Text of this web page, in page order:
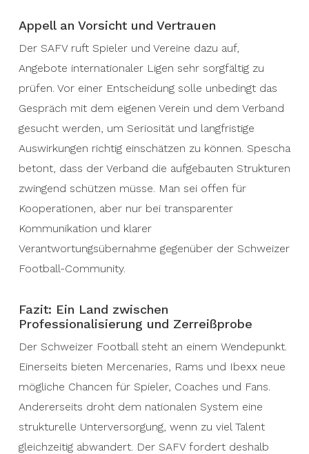
Appell an Vorsicht und Vertrauen
Der SAFV ruft Spieler und Vereine dazu auf,
Angebote internationaler Ligen sehr sorgfältig zu
prüfen. Vor einer Entscheidung solle unbedingt das
Gespräch mit dem eigenen Verein und dem Verband
gesucht werden, um Seriosität und langfristige
Auswirkungen richtig einschätzen zu können. Spescha
betont, dass der Verband die aufgebauten Strukturen
zwingend schützen müsse. Man sei offen für
Kooperationen, aber nur bei transparenter
Kommunikation und klarer
Verantwortungsübernahme gegenüber der Schweizer
Football-Community.
Fazit: Ein Land zwischen
Professionalisierung und Zerreißprobe
Der Schweizer Football steht an einem Wendepunkt.
Einerseits bieten Mercenaries, Rams und Ibexx neue
mögliche Chancen für Spieler, Coaches und Fans.
Andererseits droht dem nationalen System eine
strukturelle Unterversorgung, wenn zu viel Talent
gleichzeitig abwandert. Der SAFV fordert deshalb